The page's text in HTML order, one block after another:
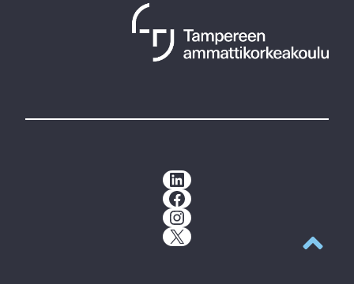
LinkedIn
Facebook
Instagram
X
Takaisin